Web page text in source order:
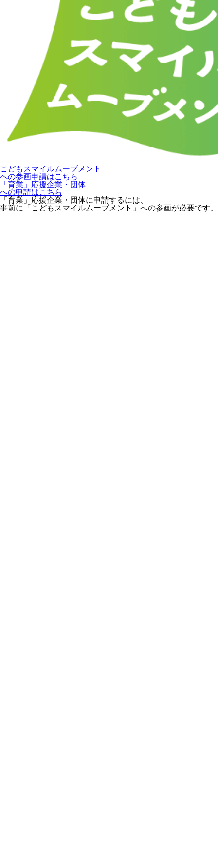
こどもスマイルムーブメント
への参画申請はこちら
「育業」応援企業・団体
への申請はこちら
「育業」応援企業・団体に申請するには、
事前に「こどもスマイルムーブメント」への参画が必要です。